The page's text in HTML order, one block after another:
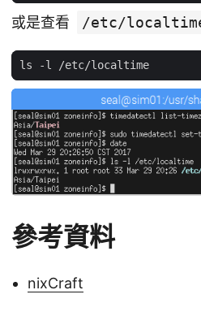
或是查看 /etc/
參考資料
nixCraft